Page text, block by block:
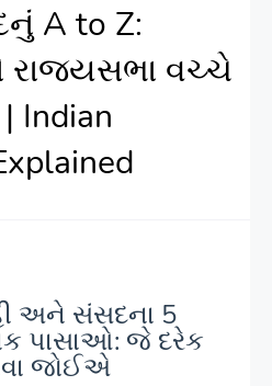
A to Z:
વચ્ચે
Indian
અને સંસદના 5
પાસાઓ: જે દરેક
જોઈએ